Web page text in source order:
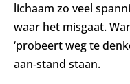
lichaam zo veel
waar het misgaat.
‘probeert weg te
aan‑stand staan.